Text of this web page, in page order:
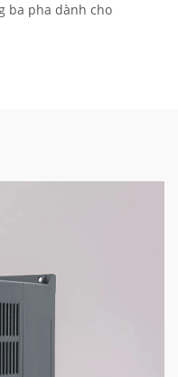
ba pha dành cho